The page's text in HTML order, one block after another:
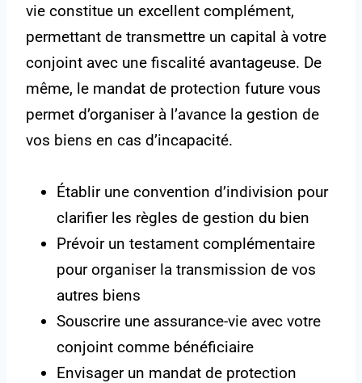
vie constitue un excellent complément,
permettant de transmettre un capital à votre
conjoint avec une fiscalité avantageuse. De
même, le mandat de protection future vous
permet d’organiser à l’avance la gestion de
vos biens en cas d’incapacité.
Établir une convention d’indivision pour
clarifier les règles de gestion du bien
Prévoir un testament complémentaire
pour organiser la transmission de vos
autres biens
Souscrire une assurance-vie avec votre
conjoint comme bénéficiaire
Envisager un mandat de protection